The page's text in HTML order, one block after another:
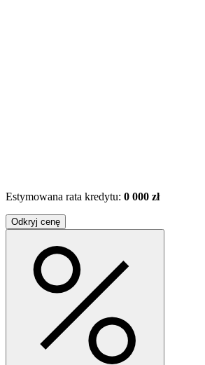
Estymowana rata kredytu: 0 000 zł
Odkryj cenę